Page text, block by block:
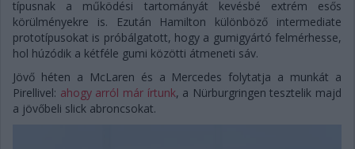
típusnak a működési tartományát kevésbé extrém esős
körülményekre is. Ezután Hamilton különböző intermediate
prototípusokat is próbálgatott, hogy a gumigyártó felmérhesse,
hol húzódik a kétféle gumi közötti átmeneti sáv.
Jövő héten a McLaren és a Mercedes folytatja a munkát a
Pirellivel: ahogy arról már írtunk, a Nürburgringen tesztelik majd
a jövőbeli slick abroncsokat.